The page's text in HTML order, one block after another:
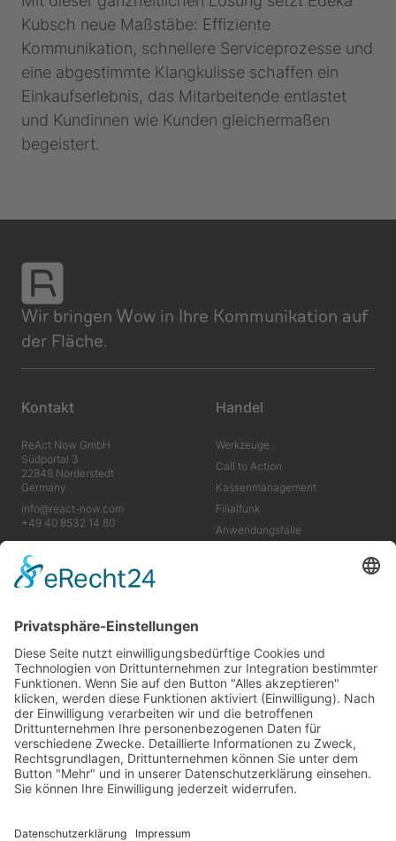
Kubsch neue Maßstäbe: Effiziente
Kommunikation, schnellere Serviceprozesse und
eine abgestimmte Klangkulisse schaffen ein
Einkaufserlebnis, das Mitarbeitende entlastet
und Kundinnen wie Kunden gleichermaßen
begeistert.
Wir bringen Wow in Ihre Kommunikation auf
der Fläche.
Kontakt
ReAct Now GmbH
Südportal 3
22848 Norderstedt
Germany
info@react-now.com
+49 40 8532 14 80
Handel
Werkzeuge
Call to Action
Kassenm­anagement
Filialfunk
Anwendungs­fälle
Werkzeuge
Anwendungsfälle
Vorteile
Über uns
Karriere
Neuigkeiten
Wir sind stolz darauf, klimaneutral zu sein und mit